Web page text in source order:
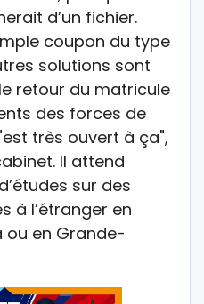
d’un fichier.
coupon du type
solutions sont
retour du matricule
des forces de
très ouvert à ça",
Il attend
sur des
à l’étranger en
ou en Grande-